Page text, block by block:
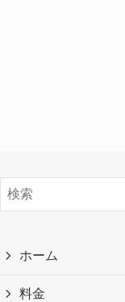
ホーム
料金